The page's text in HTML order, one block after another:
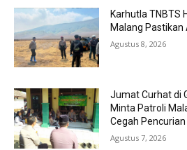
Karhutla TNBTS
Malang
Agustus 8, 2026
Jumat Curhat di
Minta Patroli
Cegah Pencurian
Agustus 7, 2026